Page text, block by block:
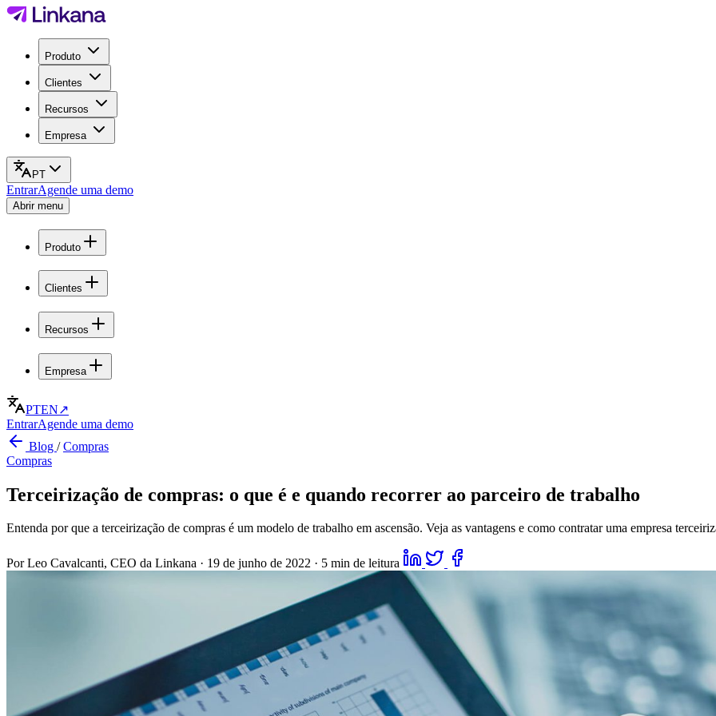
Produto
Clientes
Recursos
Empresa
PT
EntrarAgende uma demo
Abrir menu
Produto
Clientes
Recursos
Empresa
PTEN↗
EntrarAgende uma demo
Blog /Compras
Compras
Terceirização de compras: o que é e quando recorrer ao parceiro de trabalho
Entenda por que a terceirização de compras é um modelo de trabalho em ascensão. Veja as vantagens e como contratar uma empresa
Por Leo Cavalcanti, CEO da Linkana · 19 de junho de 2022 · 5 min de leitura